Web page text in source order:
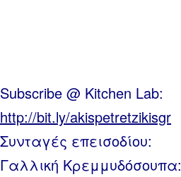
Subscribe @ Kitchen Lab:
http://bit.ly/akispetretzikisgr
Συνταγές επεισοδίου:
Γαλλική Κρεμμυδόσουπα: